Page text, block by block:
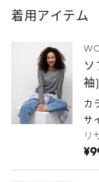
着用アイテム
ソ
袖
カ
サ
リ